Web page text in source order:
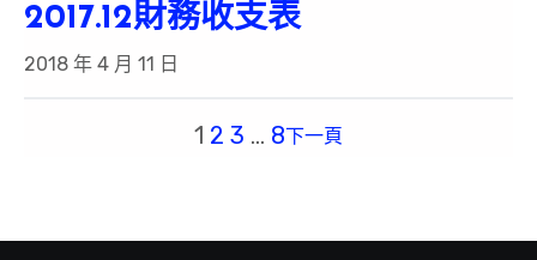
2017.12財務收支表
2018 年 4 月 11 日
1 2 3 … 8下一頁